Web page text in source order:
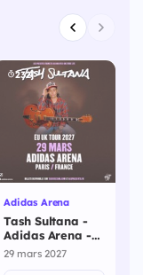
232j
Adidas Arena
Tash Sultana -
Adidas Arena -
29 mars 2027
29 mars 2027